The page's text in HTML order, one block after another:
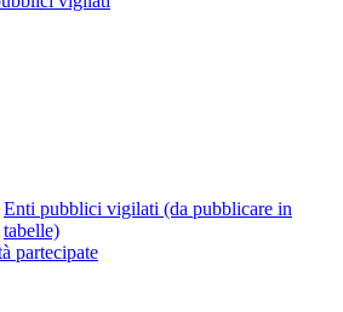
Enti pubblici vigilati (da pubblicare in
tabelle)
partecipate